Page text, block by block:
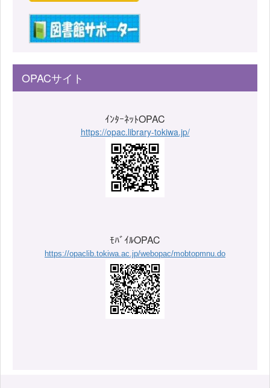
OPACサイト
ｲﾝﾀｰﾈｯﾄOPAC
https://opac.library-tokiwa.jp/
ﾓﾊﾞｲﾙOPAC
https://opaclib.tokiwa.ac.jp/webopac/mobtopmnu.do